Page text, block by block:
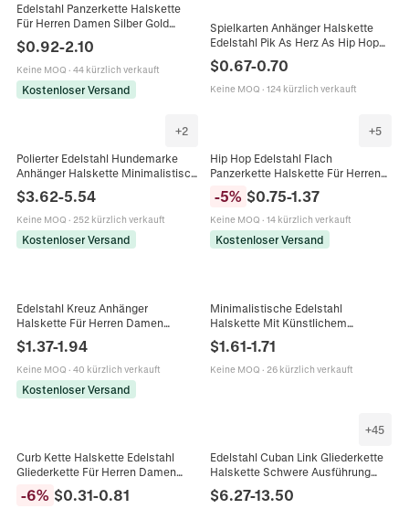
Edelstahl Panzerkette Halskette
Für Herren Damen Silber Gold
Punk Schmuck Geschenk
$0.92-2.10
Keine MOQ · 44 kürzlich verkauft
Kostenloser Versand
Spielkarten Anhänger Halskette
Edelstahl Pik As Herz As Hip Hop
Punk Streetwear Schmuck Unisex
$0.67-0.70
Keine MOQ · 124 kürzlich verkauft
+2
Polierter Edelstahl Hundemarke
Anhänger Halskette Minimalistisch
Glatt Rechteckig Militär Stil
Schmuck Für Herren Damen
$3.62-5.54
Keine MOQ · 252 kürzlich verkauft
Kostenloser Versand
+5
Hip Hop Edelstahl Flach
Panzerkette Halskette Für Herren
Damen Gold Silber Überzug NK
Schüttelkette Armband Schmuck
Geschenk
-5% $0.75-1.37
Keine MOQ · 14 kürzlich verkauft
Kostenloser Versand
Edelstahl Kreuz Anhänger
Halskette Für Herren Damen
Metall Boxkette Minimalistischer
Hip-Hop Schmuck
$1.37-1.94
Keine MOQ · 40 kürzlich verkauft
Kostenloser Versand
Minimalistische Edelstahl
Halskette Mit Künstlichem
Geometrische Schlüsselbeinkette
Damen Schmuck Geschenk
$1.61-1.71
Keine MOQ · 26 kürzlich verkauft
Curb Kette Halskette Edelstahl
Gliederkette Für Herren Damen
Minimalistischer Punk Hip Hop
Schmuck
-6% $0.31-0.81
+45
Edelstahl Cuban Link Gliederkette
Halskette Schwere Ausführung
Rund Poliert Hip Hop Punk
Schmuck Für Damen Herren
$6.27-13.50